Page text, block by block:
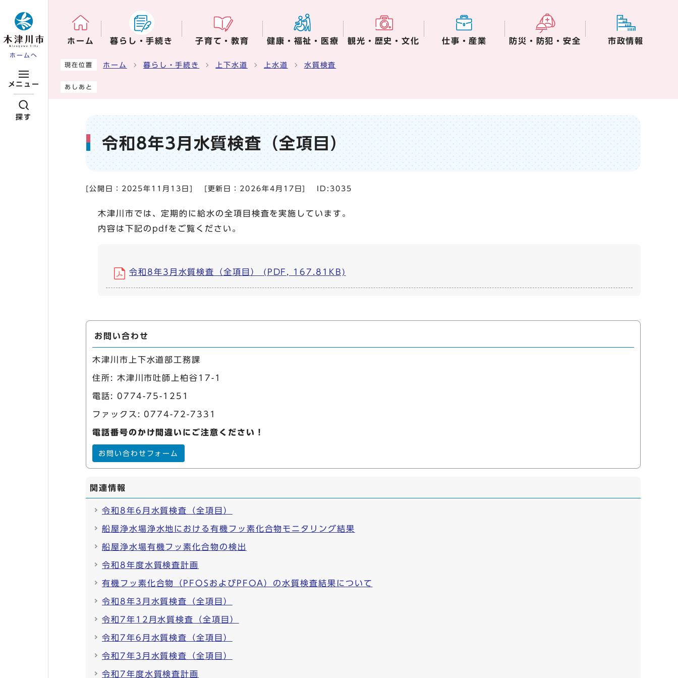
ホームへ
メニュー
探す
ホーム 暮らし・手続き 子育て・教育 健康・福祉・医療 観光・歴史・文化 仕事・産業 防災・防犯・安全 市政情報
ここから本文です
現在位置 ホーム 暮らし・手続き 上下水道 上水道 水質検査
あしあと
令和8年3月水質検査（全項目）
[公開日： 2025年11月13日 [更新日： 2026年4月17日 ID:3035
木津川市では、定期的に給水の全項目検査を実施しています。
内容は下記のpdfをご覧ください。
令和8年3月水質検査（全項目） (PDF, 167.81KB)
お問い合わせ
木津川市上下水道部工務課
住所: 木津川市吐師上柏谷17-1
電話: 0774-75-1251
ファックス: 0774-72-7331
電話番号のかけ間違いにご注意ください！
お問い合わせフォーム
関連情報
令和8年6月水質検査（全項目）
船屋浄水場浄水地における有機フッ素化合物モニタリング結果
船屋浄水場有機フッ素化合物の検出
令和8年度水質検査計画
有機フッ素化合物（PFOSおよびPFOA）の水質検査結果について
令和8年3月水質検査（全項目）
令和7年12月水質検査（全項目）
令和7年6月水質検査（全項目）
令和7年3月水質検査（全項目）
令和7年度水質検査計画